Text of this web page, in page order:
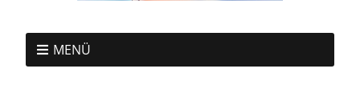
MENÜ